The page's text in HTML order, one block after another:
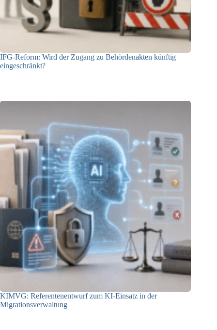
IFG-Reform: Wird der Zugang zu Behördenakten künftig
eingeschränkt?
KIMVG: Referentenentwurf zum KI-Einsatz in der
Migrationsverwaltung